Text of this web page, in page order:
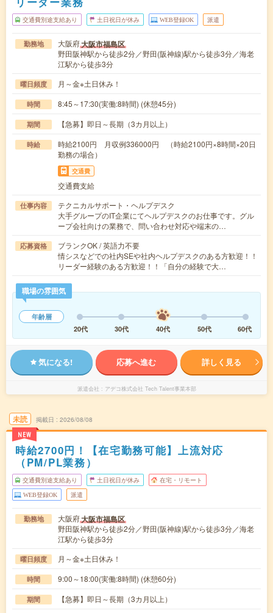
交通費別途支給あり 土日祝日が休み WEB登録OK 派遣
勤務地 大阪府大阪市福島区
野田阪神駅から徒歩2分／野田(阪神線)駅から徒歩3分／海老
江駅から徒歩3分
曜日頻度 月～金※土日休み！
時間 8:45～17:30(実働:8時間) (休憩45分)
期間 【急募】即日～長期（3カ月以上）
時給
時給2100円 月収例336000円 （時給2100円×8時間×20日
勤務の場合）
交通費
交通費支給
仕事内容
テクニカルサポート・ヘルプデスク
大手グループのIT企業にてヘルプデスクのお仕事です。グル
ープ会社向けの業務で、問い合わせ対応や端末の…
応募資格
ブランクOK / 英語力不要
情シスなどでの社内SEや社内ヘルプデスクのある方歓迎！！
リーダー経験のある方歓迎！！「自分の経験で大…
職場の雰囲気
年齢層
20代
30代 40代 50代 60代
気になる! 応募へ進む 詳しく見る
派遣会社 アデコ株式会社 Tech Talent事業本部
未読
NEW
掲載日 2026/08/08
時給2700円！【在宅勤務可能】上流対応
（PM/PL業務）
交通費別途支給あり 土日祝日が休み 在宅・リモート
WEB登録OK 派遣
勤務地 大阪府大阪市福島区
野田阪神駅から徒歩2分／野田(阪神線)駅から徒歩3分／海老
江駅から徒歩3分
曜日頻度 月～金※土日休み！
時間 9:00～18:00(実働:8時間) (休憩60分)
期間 【急募】即日～長期（3カ月以上）